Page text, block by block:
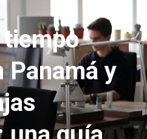
tiempo
Panamá y